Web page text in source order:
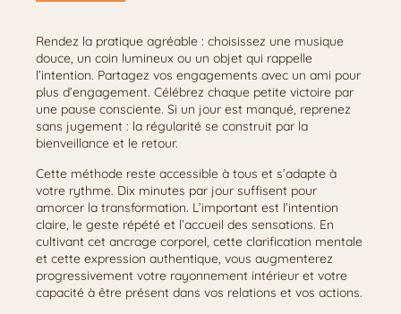
Rendez la pratique agréable : choisissez une musique
douce, un coin lumineux ou un objet qui rappelle
l’intention. Partagez vos engagements avec un ami pour
plus d’engagement. Célébrez chaque petite victoire par
une pause consciente. Si un jour est manqué, reprenez
sans jugement : la régularité se construit par la
bienveillance et le retour.
Cette méthode reste accessible à tous et s’adapte à
votre rythme. Dix minutes par jour suffisent pour
amorcer la transformation. L’important est l’intention
claire, le geste répété et l’accueil des sensations. En
cultivant cet ancrage corporel, cette clarification mentale
et cette expression authentique, vous augmenterez
progressivement votre rayonnement intérieur et votre
capacité à être présent dans vos relations et vos actions.